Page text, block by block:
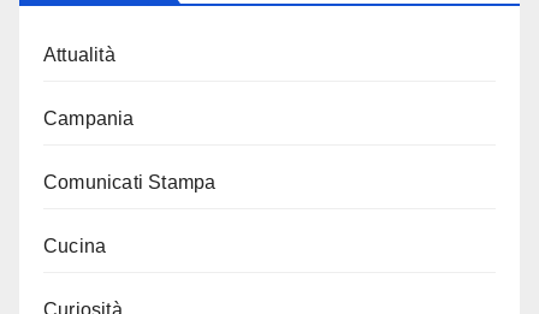
Attualità
Campania
Comunicati Stampa
Cucina
Curiosità